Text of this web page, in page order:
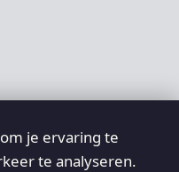
je ervaring te
te analyseren.